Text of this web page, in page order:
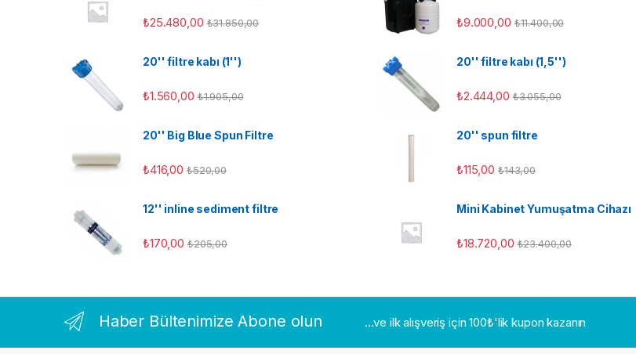
₺25.480,00 ₺31.850,00
20'' filtre kabı (1'')
₺1.560,00 ₺1.905,00
20'' Big Blue Spun Filtre
₺416,00 ₺520,00
12'' inline sediment filtre
₺170,00 ₺205,00
₺9.000,00 ₺11.400,00
20'' filtre kabı (1,5'')
₺2.444,00 ₺3.055,00
20'' spun filtre
₺115,00 ₺143,00
Mini Kabinet Yumuşatma Cihazı
₺18.720,00 ₺23.400,00
Haber Bültenimize Abone olun ...ve ilk alışveriş için 100₺'lik kupon kazanın